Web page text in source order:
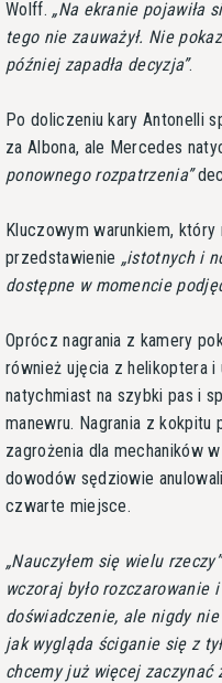
Wolff.
Na ekranie pojawiła
tego nie zauważył. Nie
później zapadła decyzja .
Po doliczeniu kary Antonelli
za Albona, ale Mercedes
ponownego rozpatrzenia
Kluczowym warunkiem, który
przedstawienie
istotnych i
dostępne w momencie
Oprócz nagrania z kamery
również ujęcia z helikoptera i
natychmiast na szybki pas i
manewru. Nagrania z kokpitu
zagrożenia dla mechaników
dowodów sędziowie
czwarte miejsce.
Nauczyłem się wielu rzeczy
wczoraj było rozczarowanie
doświadczenie, ale nigdy
jak wygląda ściganie się z
chcemy już więcej